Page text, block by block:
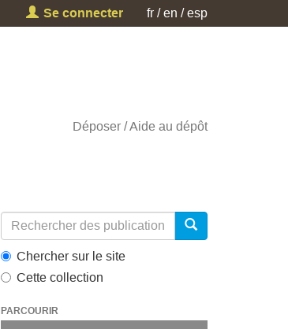
Se connecter fr en esp
Déposer Aide au dépôt
Chercher sur le site
Cette collection
PARCOURIR